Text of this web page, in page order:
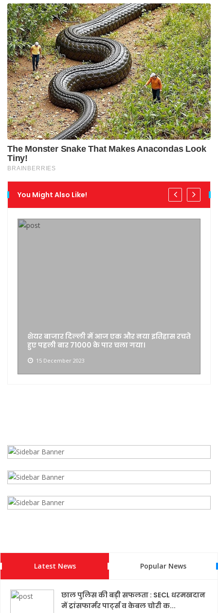
You Might Also Like!
भारतीय रिजर्व बैंक ने निजी क्षेत्र के बैंक एक्सिस बैंक
पर करीब 91 लाख रुपये का जुर्माना लगाया है।
17 November 2023
Latest News Popular News
छाल पुलिस की बड़ी सफलता : SECL धरमखदान
में ट्रांसफार्मर पार्ट्स व केबल चोरी क...